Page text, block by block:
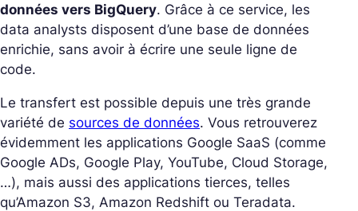
données vers BigQuery. Grâce à ce service, les
data analysts disposent d’une base de données
enrichie, sans avoir à écrire une seule ligne de
code.
Le transfert est possible depuis une très grande
variété de sources de données. Vous retrouverez
évidemment les applications Google SaaS (comme
Google ADs, Google Play, YouTube, Cloud Storage,
…), mais aussi des applications tierces, telles
qu’Amazon S3, Amazon Redshift ou Teradata.